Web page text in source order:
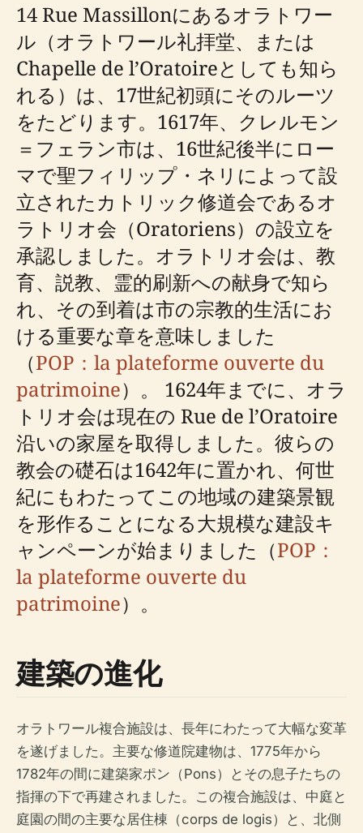
14 Rue Massillonにあるオラトワー
ル（オラトワール礼拝堂、または
Chapelle de l’Oratoireとしても知ら
れる）は、17世紀初頭にそのルーツ
をたどります。1617年、クレルモン
＝フェラン市は、16世紀後半にロー
マで聖フィリップ・ネリによって設
立されたカトリック修道会であるオ
ラトリオ会（Oratoriens）の設立を
承認しました。オラトリオ会は、教
育、説教、霊的刷新への献身で知ら
れ、その到着は市の宗教的生活にお
ける重要な章を意味しました
（POP：la plateforme ouverte du
patrimoine）。 1624年までに、オラ
トリオ会は現在の Rue de l’Oratoire
沿いの家屋を取得しました。彼らの
教会の礎石は1642年に置かれ、何世
紀にもわたってこの地域の建築景観
を形作ることになる大規模な建設キ
ャンペーンが始まりました（POP：
la plateforme ouverte du
patrimoine）。
建築の進化
オラトワール複合施設は、長年にわたって大幅な変革
を遂げました。主要な修道院建物は、1775年から
1782年の間に建築家ポン（Pons）とその息子たちの
指揮の下で再建されました。この複合施設は、中庭と
庭園の間の主要な居住棟（corps de logis）と、北側